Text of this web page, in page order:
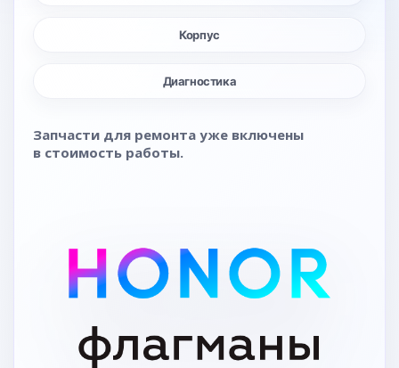
Корпус
Диагностика
Запчасти для ремонта уже включены
в стоимость работы.